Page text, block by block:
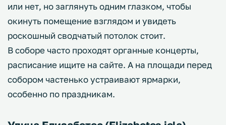
или нет, но заглянуть одним глазком, чтобы
окинуть помещение взглядом и увидеть
роскошный сводчатый потолок стоит.
В соборе часто проходят органные концерты,
расписание ищите на сайте. А на площади перед
собором частенько устраивают ярмарки,
особенно по праздникам.